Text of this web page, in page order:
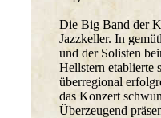
Die Big Band der
Jazzkeller. In
und der Solisten
Hellstern etablierte
überregional
das Konzert
Überzeugend